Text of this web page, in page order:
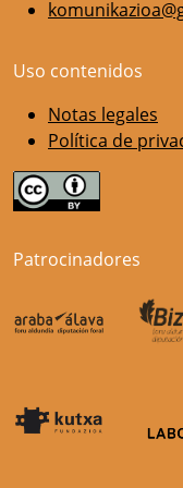
Uso contenidos
Notas legales
Política de
Patrocinadores